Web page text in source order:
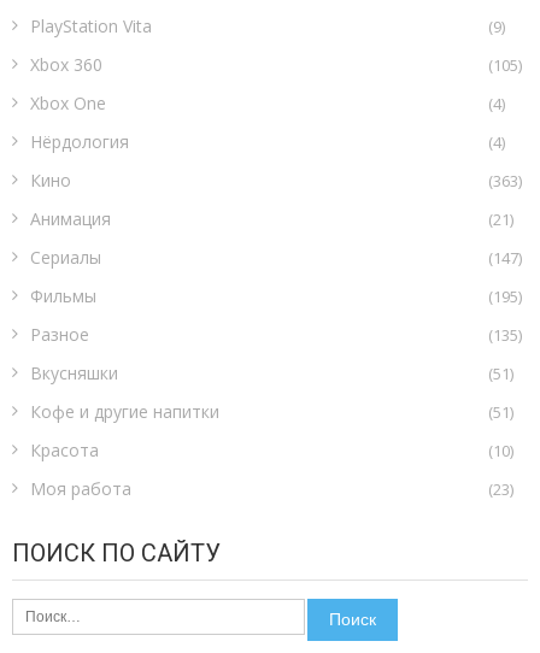
PlayStation Vita (9)
Xbox 360 (105)
Xbox One (4)
Нёрдология (4)
Кино (363)
Анимация (21)
Сериалы (147)
Фильмы (195)
Разное (135)
Вкусняшки (51)
Кофе и другие напитки (51)
Красота (10)
Моя работа (23)
ПОИСК ПО САЙТУ
Найти: